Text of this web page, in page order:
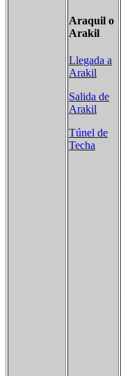
Araquil o
Arakil
Llegada a
Arakil
Salida de
Arakil
Túnel de
Techa